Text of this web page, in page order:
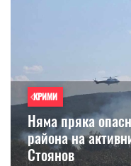
КРИМИ
Няма пряка
района на
Стоянов
Previous